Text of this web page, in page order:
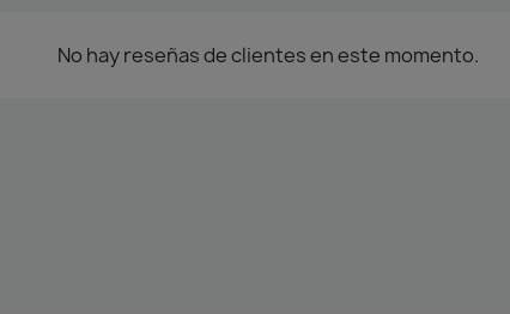
No hay reseñas de clientes en este momento.